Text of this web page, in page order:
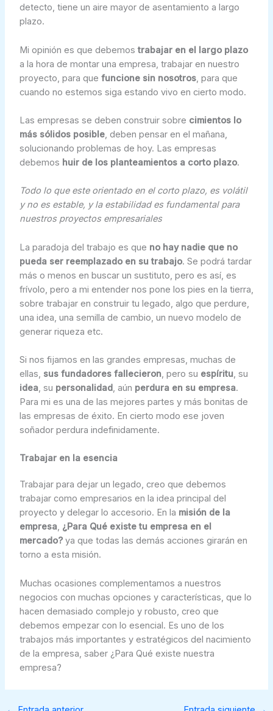
detecto, tiene un aire mayor de asentamiento a largo
plazo.
Mi opinión es que debemos trabajar en el largo plazo
a la hora de montar una empresa, trabajar en nuestro
proyecto, para que funcione sin nosotros, para que
cuando no estemos siga estando vivo en cierto modo.
Las empresas se deben construir sobre cimientos lo
más sólidos posible, deben pensar en el mañana,
solucionando problemas de hoy. Las empresas
debemos huir de los planteamientos a corto plazo.
Todo lo que este orientado en el corto plazo, es volátil
y no es estable, y la estabilidad es fundamental para
nuestros proyectos empresariales
La paradoja del trabajo es que no hay nadie que no
pueda ser reemplazado en su trabajo. Se podrá tardar
más o menos en buscar un sustituto, pero es así, es
frívolo, pero a mi entender nos pone los pies en la tierra,
sobre trabajar en construir tu legado, algo que perdure,
una idea, una semilla de cambio, un nuevo modelo de
generar riqueza etc.
Si nos fijamos en las grandes empresas, muchas de
ellas, sus fundadores fallecieron, pero su espíritu, su
idea, su personalidad, aún perdura en su empresa.
Para mi es una de las mejores partes y más bonitas de
las empresas de éxito. En cierto modo ese joven
soñador perdura indefinidamente.
Trabajar en la esencia
Trabajar para dejar un legado, creo que debemos
trabajar como empresarios en la idea principal del
proyecto y delegar lo accesorio. En la misión de la
empresa, ¿Para Qué existe tu empresa en el
mercado? ya que todas las demás acciones girarán en
torno a esta misión.
Muchas ocasiones complementamos a nuestros
negocios con muchas opciones y características, que lo
hacen demasiado complejo y robusto, creo que
debemos empezar con lo esencial. Es uno de los
trabajos más importantes y estratégicos del nacimiento
de la empresa, saber ¿Para Qué existe nuestra
empresa?